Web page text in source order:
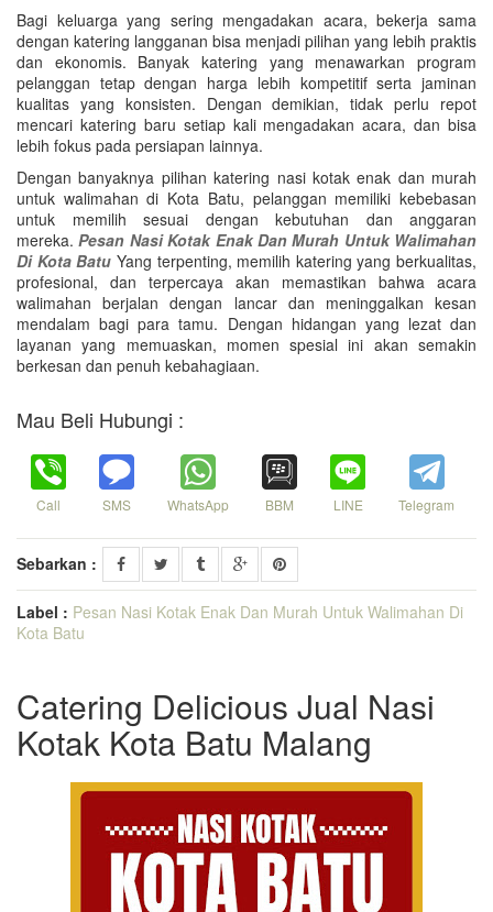
Bagi keluarga yang sering mengadakan acara, bekerja sama
dengan katering langganan bisa menjadi pilihan yang lebih praktis
dan ekonomis. Banyak katering yang menawarkan program
pelanggan tetap dengan harga lebih kompetitif serta jaminan
kualitas yang konsisten. Dengan demikian, tidak perlu repot
mencari katering baru setiap kali mengadakan acara, dan bisa
lebih fokus pada persiapan lainnya.
Dengan banyaknya pilihan katering nasi kotak enak dan murah
untuk walimahan di Kota Batu, pelanggan memiliki kebebasan
untuk memilih sesuai dengan kebutuhan dan anggaran
mereka.Pesan Nasi Kotak Enak Dan Murah Untuk Walimahan
Di Kota Batu Yang terpenting, memilih katering yang berkualitas,
profesional, dan terpercaya akan memastikan bahwa acara
walimahan berjalan dengan lancar dan meninggalkan kesan
mendalam bagi para tamu. Dengan hidangan yang lezat dan
layanan yang memuaskan, momen spesial ini akan semakin
berkesan dan penuh kebahagiaan.
Mau Beli Hubungi :
Call SMS WhatsApp BBM LINE Telegram
Sebarkan :
Label : Pesan Nasi Kotak Enak Dan Murah Untuk Walimahan Di
Kota Batu
Catering Delicious Jual Nasi
Kotak Kota Batu Malang